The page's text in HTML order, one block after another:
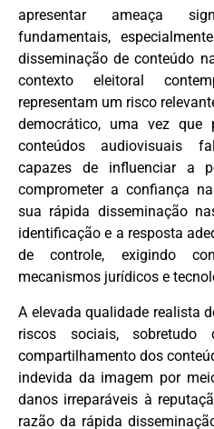
apresentar ameaça
fundamentais,
disseminação de conteúdo
contexto eleitoral
representam um risco
democrático, uma vez
conteúdos audiovisuais
capazes de influenciar a
comprometer a confiança
sua rápida disseminação
identificação e a resposta
de controle, exigindo
mecanismos jurídicos e
A elevada qualidade realista
riscos sociais,
compartilhamento dos
indevida da imagem por
danos irreparáveis à
razão da rápida